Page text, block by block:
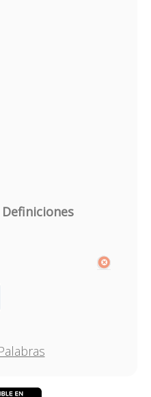
Definiciones